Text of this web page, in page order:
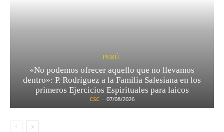
PERÚ
«No podemos ofrecer aquello que no llevamos
dentro»: P. Rodríguez a la Familia Salesiana en los
primeros Ejercicios Espirituales para laicos
CSC - 07/08/2026